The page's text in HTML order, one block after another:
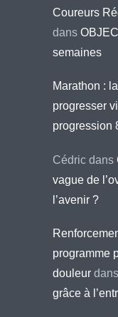
Coureurs
dans
semaines
Marathon :
progresser
progression
Cédric dans
vague de
l’avenir ?
programme
douleur dans
grâce à